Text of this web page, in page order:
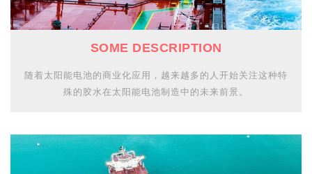
SOME DESCRIPTION
随着太阳能电池的商业化应用，越来越多的人开始关注这种特
殊的胶水在太阳能电池制造中的未来前景。